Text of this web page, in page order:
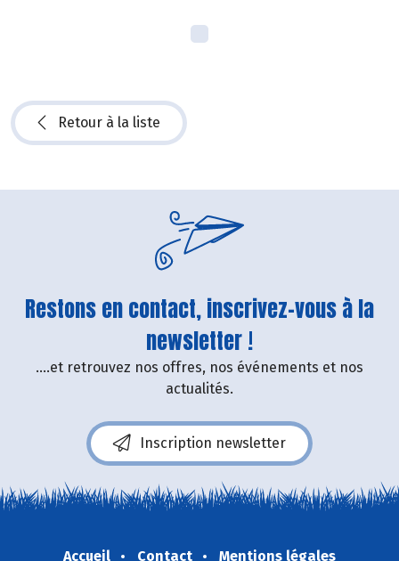
Retour à la liste
Restons en contact, inscrivez-vous à la
newsletter !
....et retrouvez nos offres, nos événements et nos
actualités.
Inscription newsletter
Accueil Contact
Mentions légales